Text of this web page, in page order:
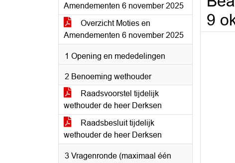
Amendementen 6 november 2025
Overzicht Moties en
Amendementen 6 november 2025
1 Opening en mededelingen
2 Benoeming wethouder
Raadsvoorstel tijdelijk
wethouder de heer Derksen
Raadsbesluit tijdelijk
wethouder de heer Derksen
3 Vragenronde (maximaal één
9